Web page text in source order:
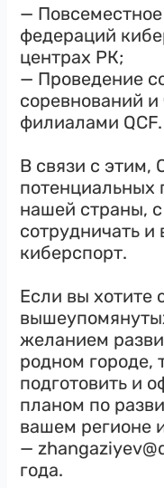
—
федераций
центрах РК;
— Проведение
соревнований
филиалами QCF.
В связи с этим,
потенциальных
нашей страны,
сотрудничать и
киберспорт.
Если вы хотите
желанием
родном городе,
подготовить и
планом по
вашем регионе
—
года.